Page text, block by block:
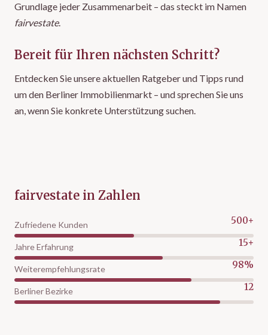
Grundlage jeder Zusammenarbeit – das steckt im Namen
fairvestate.
Bereit für Ihren nächsten Schritt?
Entdecken Sie unsere aktuellen Ratgeber und Tipps rund
um den Berliner Immobilienmarkt – und sprechen Sie uns
an, wenn Sie konkrete Unterstützung suchen.
fairvestate in Zahlen
Zufriedene Kunden 500+
Jahre Erfahrung 15+
Weiterempfehlungsrate 98%
Berliner Bezirke 12